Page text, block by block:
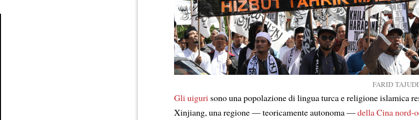
FARID
Gli uiguri sono una popolazione di lingua turca e religione islamica
Xinjiang, una regione — teoricamente autonoma —della Cina nord-